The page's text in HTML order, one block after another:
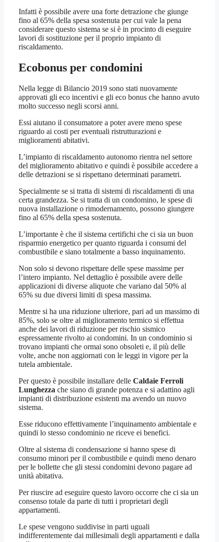
Infatti è possibile avere una forte detrazione che giunge
fino al 65% della spesa sostenuta per cui vale la pena
considerare questo sistema se si è in procinto di eseguire
lavori di sostituzione per il proprio impianto di
riscaldamento.
Ecobonus per condomini
Nella legge di Bilancio 2019 sono stati nuovamente
approvati gli eco incentivi e gli eco bonus che hanno avuto
molto successo negli scorsi anni.
Essi aiutano il consumatore a poter avere meno spese
riguardo ai costi per eventuali ristrutturazioni e
miglioramenti abitativi.
L’impianto di riscaldamento autonomo rientra nel settore
del miglioramento abitativo e quindi è possibile accedere a
delle detrazioni se si rispettano determinati parametri.
Specialmente se si tratta di sistemi di riscaldamenti di una
certa grandezza. Se si tratta di un condomino, le spese di
nuova installazione o rimodernamento, possono giungere
fino al 65% della spesa sostenuta.
L’importante è che il sistema certifichi che ci sia un buon
risparmio energetico per quanto riguarda i consumi del
combustibile e siano totalmente a basso inquinamento.
Non solo si devono rispettare delle spese massime per
l’intero impianto. Nel dettaglio è possibile avere delle
applicazioni di diverse aliquote che variano dal 50% al
65% su due diversi limiti di spesa massima.
Mentre si ha una riduzione ulteriore, pari ad un massimo di
85%, solo se oltre al miglioramento termico si effettua
anche dei lavori di riduzione per rischio sismico
espressamente rivolto ai condomini. In un condominio si
trovano impianti che ormai sono obsoleti e, il più delle
volte, anche non aggiornati con le leggi in vigore per la
tutela ambientale.
Per questo è possibile installare delle Caldaie Ferroli
Lunghezza che siano di grande potenza e si adattino agli
impianti di distribuzione esistenti ma avendo un nuovo
sistema.
Esse riducono effettivamente l’inquinamento ambientale e
quindi lo stesso condominio ne riceve ei benefici.
Oltre al sistema di condensazione si hanno spese di
consumo minori per il combustibile e quindi meno denaro
per le bollette che gli stessi condomini devono pagare ad
unità abitativa.
Per riuscire ad eseguire questo lavoro occorre che ci sia un
consenso totale da parte di tutti i proprietari degli
appartamenti.
Le spese vengono suddivise in parti uguali
indifferentemente dai millesimali degli appartamenti e dalla